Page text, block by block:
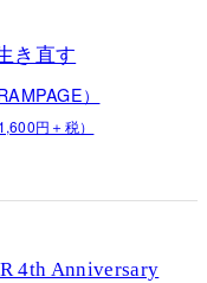
き直す
）
円＋税）
4th Anniversary